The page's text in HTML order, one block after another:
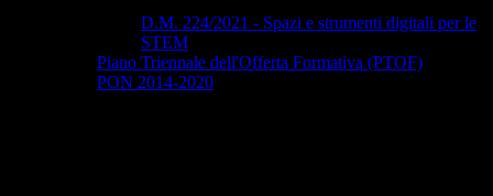
D.M. 224/2021 - Spazi e strumenti digitali per le
STEM
Piano Triennale dell'Offerta Formativa (PTOF)
PON 2014-2020